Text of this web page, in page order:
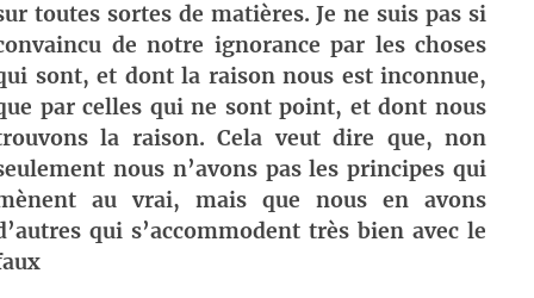
toutes sortes de matières. Je ne suis pas si
de notre ignorance par les choses
sont, et dont la raison nous est inconnue,
par celles qui ne sont point, et dont nous
la raison. Cela veut dire que, non
nous n’avons pas les principes qui
au vrai, mais que nous en avons
qui s’accommodent très bien avec le